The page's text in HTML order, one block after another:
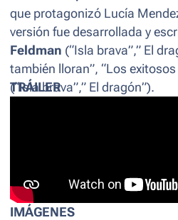
que protagonizó Lucía
versión fue desarrollada y
Feldman (“Isla brava”,” El
también lloran”, “Los exitosos
(“Isla brava”,” El dragón”).
TRÁILER
IMÁGENES